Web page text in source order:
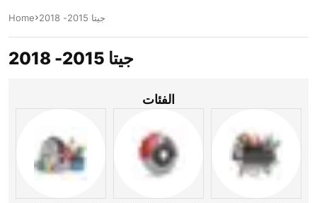
Home جيتا 2015- 2018
جيتا 2015- 2018
الفئات